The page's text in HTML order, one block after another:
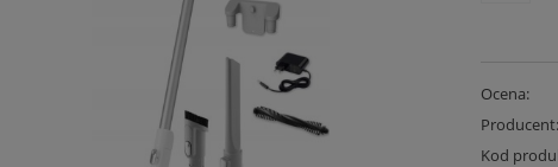
Ocena:
Producent:
Kod